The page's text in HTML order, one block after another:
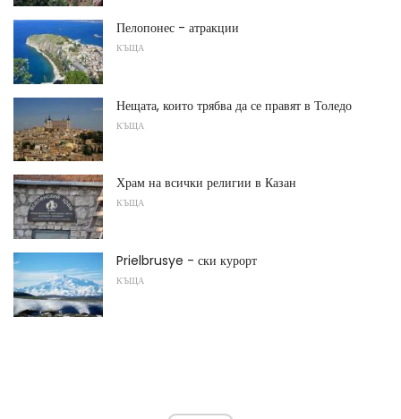
Пелопонес - атракции
КЪЩА
Нещата, които трябва да се правят в Толедо
КЪЩА
Храм на всички религии в Казан
КЪЩА
Prielbrusye - ски курорт
КЪЩА